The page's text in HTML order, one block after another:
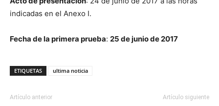
indicadas en el Anexo I.
Fecha de la primera prueba: 25 de junio de 2017
ETIQUETAS ultima noticia
Artículo anterior Artículo siguiente